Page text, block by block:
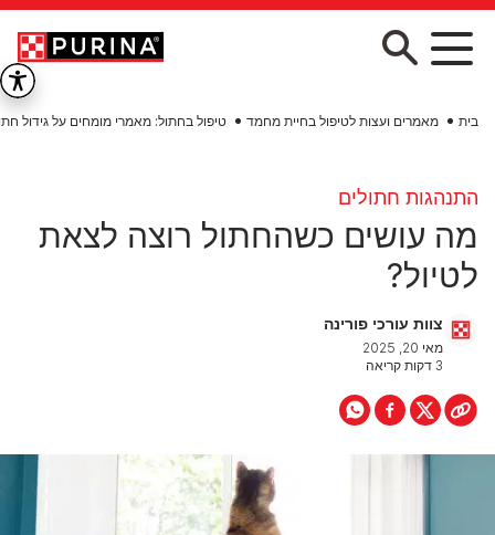
Skip to main content
בית מאמרים ועצות לטיפול בחיית מחמד טיפול בחתול: מאמרי מומחים על גידול
התנהגות חתולים
מה עושים כשהחתול רוצה לצאת
לטיול?
צוות עורכי פורינה
מאי 20, 2025
3 דקות קריאה